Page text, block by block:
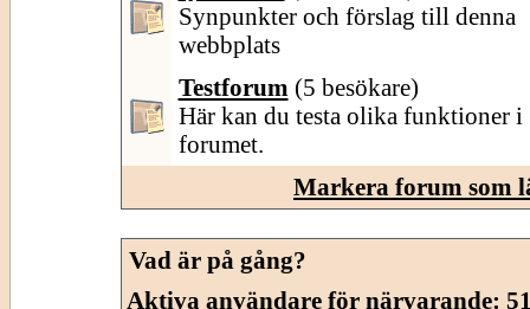
Synpunkter och förslag till denna
webbplats
Testforum (5 besökare)
Här kan du testa olika funktioner i
forumet.
Markera forum som
Vad är på gång?
Aktiva användare för närvarande: